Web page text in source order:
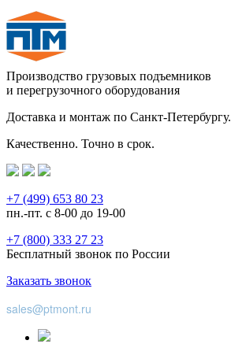
Производство грузовых подъемников
и перегрузочного оборудования
Доставка и монтаж по Санкт-Петербургу.
Качественно. Точно в срок.
+7 (499) 653 80 23
пн.-пт. с 8-00 до 19-00
+7 (800) 333 27 23
Бесплатный звонок по России
Заказать звонок
sales@ptmont.ru